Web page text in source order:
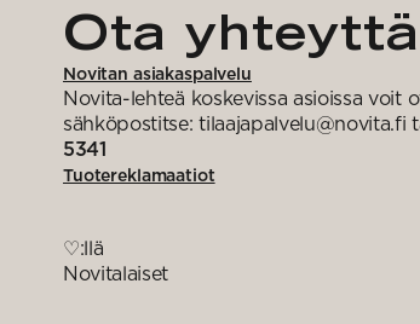
Ota yhteyttä
Novitan asiakaspalvelu
Novita-lehteä koskevissa asioissa voit
sähköpostitse: tilaajapalvelu@novita.fi
5341
Tuotereklamaatiot
♡:llä
Novitalaiset